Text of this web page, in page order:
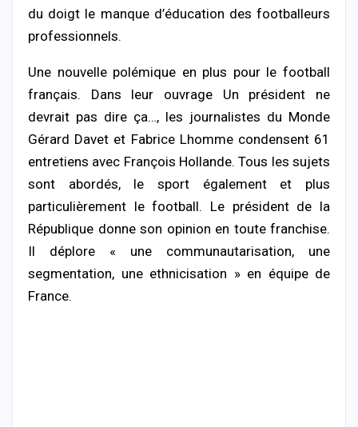
du doigt le manque d’éducation des footballeurs
professionnels.
Une nouvelle polémique en plus pour le football
français. Dans leur ouvrage Un président ne
devrait pas dire ça…, les journalistes du Monde
Gérard Davet et Fabrice Lhomme condensent 61
entretiens avec François Hollande. Tous les sujets
sont abordés, le sport également et plus
particulièrement le football. Le président de la
République donne son opinion en toute franchise.
Il déplore « une communautarisation, une
segmentation, une ethnicisation » en équipe de
France.